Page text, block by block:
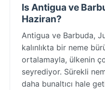
Is Antigua ve
Haziran?
Antigua ve Barbuda,
kalınlıkta bir neme
ortalamayla, ülkenin
seyrediyor. Sürekli
daha bunaltıcı hale